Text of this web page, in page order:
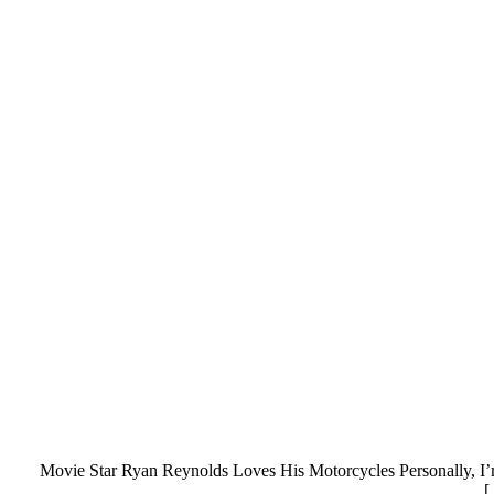
Movie Star Ryan Reynolds Loves His Motorcycles Personally,